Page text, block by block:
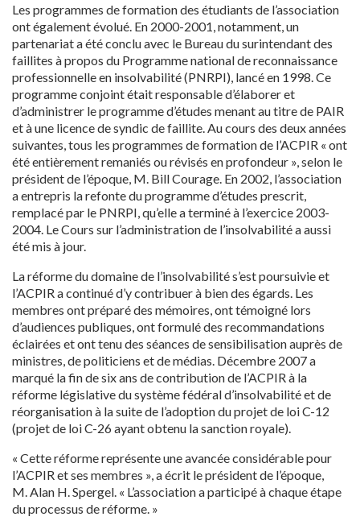
Les programmes de formation des étudiants de l’association
ont également évolué. En 2000-2001, notamment, un
partenariat a été conclu avec le Bureau du surintendant des
faillites à propos du Programme national de reconnaissance
professionnelle en insolvabilité (PNRPI), lancé en 1998. Ce
programme conjoint était responsable d’élaborer et
d’administrer le programme d’études menant au titre de PAIR
et à une licence de syndic de faillite. Au cours des deux années
suivantes, tous les programmes de formation de l’ACPIR « ont
été entièrement remaniés ou révisés en profondeur », selon le
président de l’époque, M. Bill Courage. En 2002, l’association
a entrepris la refonte du programme d’études prescrit,
remplacé par le PNRPI, qu’elle a terminé à l’exercice 2003-
2004. Le Cours sur l’administration de l’insolvabilité a aussi
été mis à jour.
La réforme du domaine de l’insolvabilité s’est poursuivie et
l’ACPIR a continué d’y contribuer à bien des égards. Les
membres ont préparé des mémoires, ont témoigné lors
d’audiences publiques, ont formulé des recommandations
éclairées et ont tenu des séances de sensibilisation auprès de
ministres, de politiciens et de médias. Décembre 2007 a
marqué la fin de six ans de contribution de l’ACPIR à la
réforme législative du système fédéral d’insolvabilité et de
réorganisation à la suite de l’adoption du projet de loi C-12
(projet de loi C-26 ayant obtenu la sanction royale).
« Cette réforme représente une avancée considérable pour
l’ACPIR et ses membres », a écrit le président de l’époque,
M. Alan H. Spergel. « L’association a participé à chaque étape
du processus de réforme. »